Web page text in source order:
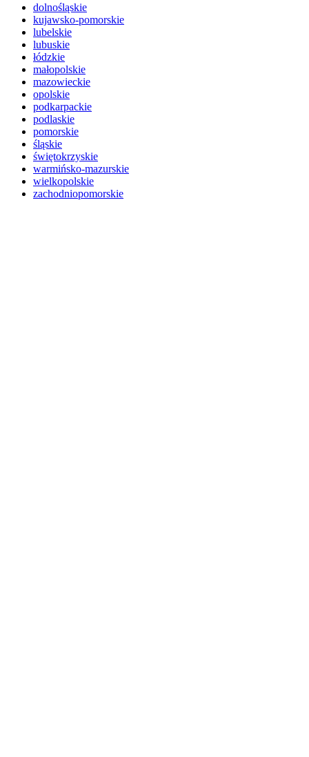
dolnośląskie
kujawsko-pomorskie
lubelskie
lubuskie
łódzkie
małopolskie
mazowieckie
opolskie
podkarpackie
podlaskie
pomorskie
śląskie
świętokrzyskie
warmińsko-mazurskie
wielkopolskie
zachodniopomorskie